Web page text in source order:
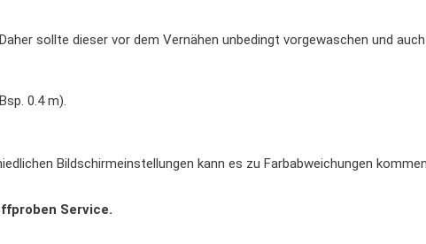
sollte dieser vor dem Vernähen unbedingt vorgewaschen und
0.4 m).
Bildschirmeinstellungen kann es zu Farbabweichungen kommen.
Service.